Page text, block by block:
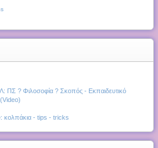
ΠΣ ? Φιλοσοφία ? Σκοπός - Εκπαιδευτικό
κολπάκια - tips - tricks